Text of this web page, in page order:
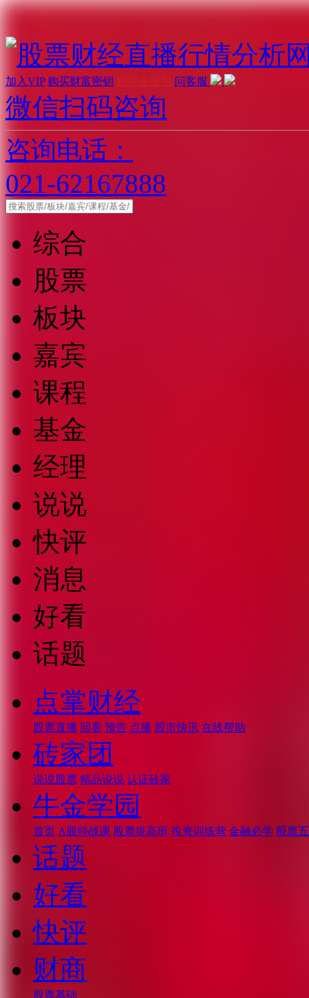
加入VIP 购买财富密钥 问客服
微信扫码咨询
咨询电话：
021-62167888
综合
股票
板块
嘉宾
课程
基金
经理
说说
快评
消息
好看
话题
点掌财经
股票直播 回看 预告 点播 股市快讯 在线帮助
砖家团
说说股票 精品说说 认证砖家
牛金学园
首页 A股特战课 股票提高班 投资训练营 金融必学 股票
话题
好看
快评
财商
股票基础